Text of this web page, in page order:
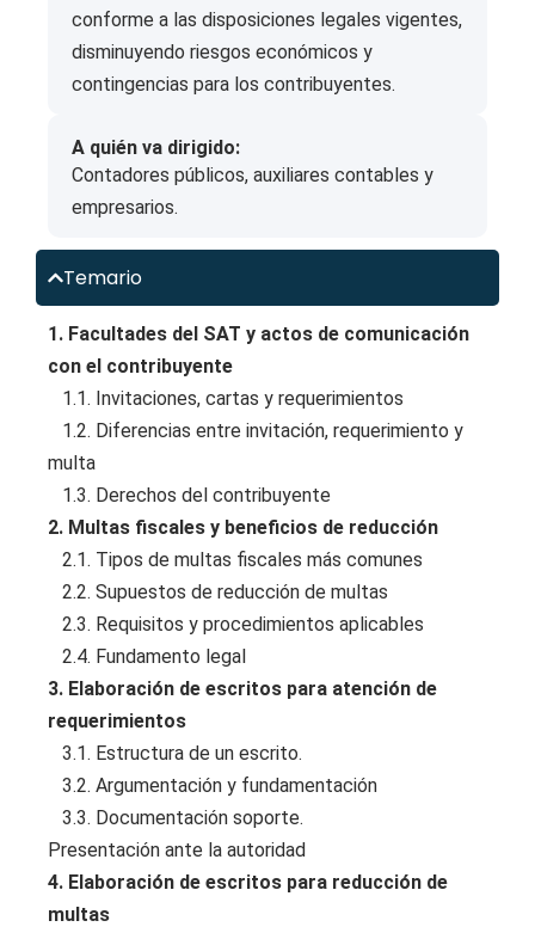
conforme a las disposiciones legales vigentes,
disminuyendo riesgos económicos y
contingencias para los contribuyentes.
A quién va dirigido:
Contadores públicos, auxiliares contables y
empresarios.
Temario
1. Facultades del SAT y actos de comunicación
con el contribuyente
1.1. Invitaciones, cartas y requerimientos
1.2. Diferencias entre invitación, requerimiento y
multa
1.3. Derechos del contribuyente
2. Multas fiscales y beneficios de reducción
2.1. Tipos de multas fiscales más comunes
2.2. Supuestos de reducción de multas
2.3. Requisitos y procedimientos aplicables
2.4. Fundamento legal
3. Elaboración de escritos para atención de
requerimientos
3.1. Estructura de un escrito.
3.2. Argumentación y fundamentación
3.3. Documentación soporte.
Presentación ante la autoridad
4. Elaboración de escritos para reducción de
multas